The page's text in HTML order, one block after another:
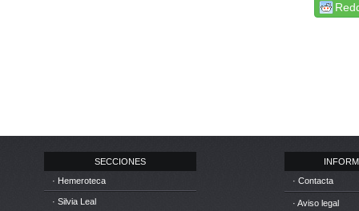
SECCIONES
· Hemeroteca
· Silvia Leal
· Contacta
· Aviso legal